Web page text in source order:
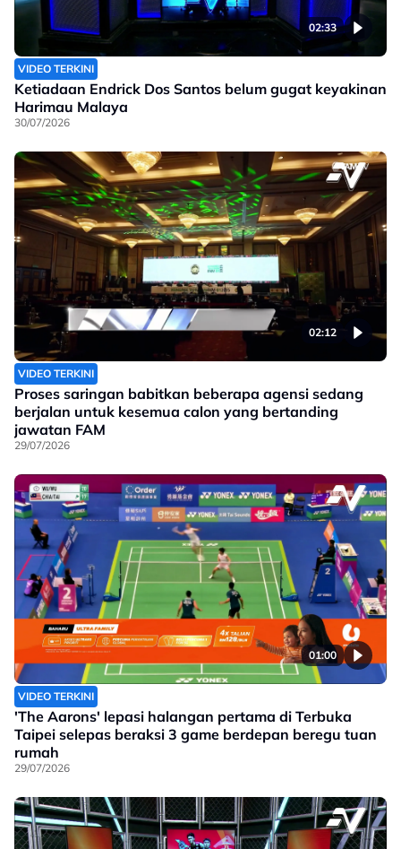
02:33
VIDEO TERKINI
Ketiadaan Endrick Dos Santos belum gugat keyakinan
Harimau Malaya
30/07/2026
02:12
VIDEO TERKINI
Proses saringan babitkan beberapa agensi sedang
berjalan untuk kesemua calon yang bertanding
jawatan FAM
29/07/2026
01:00
VIDEO TERKINI
'The Aarons' lepasi halangan pertama di Terbuka
Taipei selepas beraksi 3 game berdepan beregu tuan
rumah
29/07/2026